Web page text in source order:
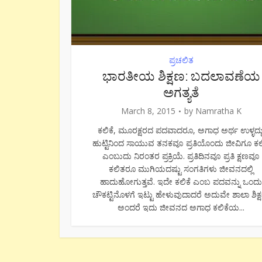
ಪ್ರಚಲಿತ
ಭಾರತೀಯ ಶಿಕ್ಷಣ: ಬದಲಾವಣೆಯ
ಅಗತ್ಯತೆ
March 8, 2015 by Namratha K
ಕಲಿಕೆ, ಮೂರಕ್ಷರದ ಪದವಾದರೂ, ಅಗಾಧ ಅರ್ಥ
ಹುಟ್ಟಿನಿಂದ ಸಾಯುವ ತನಕವೂ ಪ್ರತಿಯೊಂದು ಜೀವಿಗೂ
ಎಂಬುದು ನಿರಂತರ ಪ್ರಕ್ರಿಯೆ. ಪ್ರತಿದಿನವೂ ಪ್ರತಿ ಕ್ಷಣವೂ
ಕಲಿತರೂ ಮುಗಿಯದಷ್ಟು ಸಂಗತಿಗಳು ಜೀವನದಲ್ಲಿ
ಹಾದುಹೋಗುತ್ತವೆ. ಇದೇ ಕಲಿಕೆ ಎಂಬ ಪದವನ್ನು ಒಂದು
ಚೌಕಟ್ಟಿನೊಳಗೆ ಇಟ್ಟು ಹೇಳುವುದಾದರೆ ಅದುವೇ ಶಾಲಾ
ಅಂದರೆ ಇದು ಜೀವನದ ಅಗಾಧ ಕಲಿಕೆಯ...